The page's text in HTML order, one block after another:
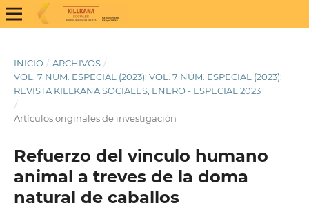
INICIO / ARCHIVOS /
VOL. 7 NÚM. ESPECIAL (2023): VOL. 7 NÚM. ESPECIAL (2023):
REVISTA KILLKANA SOCIALES, ENERO - ESPECIAL 2023
/
Artículos originales de investigación
Refuerzo del vinculo humano
animal a treves de la doma
natural de caballos